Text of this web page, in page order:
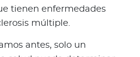
tienen enfermedades
múltiple.
antes, solo un